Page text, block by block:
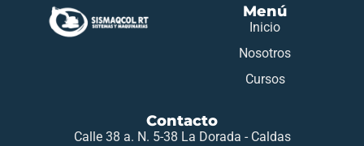
Menú
Inicio
Nosotros
Cursos
Contacto
Calle 38 a. N. 5-38 La Dorada - Caldas